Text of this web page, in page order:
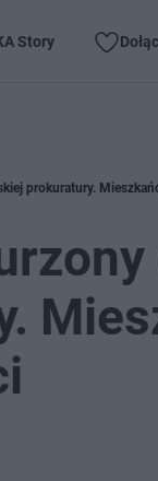
Story
prokuratury.